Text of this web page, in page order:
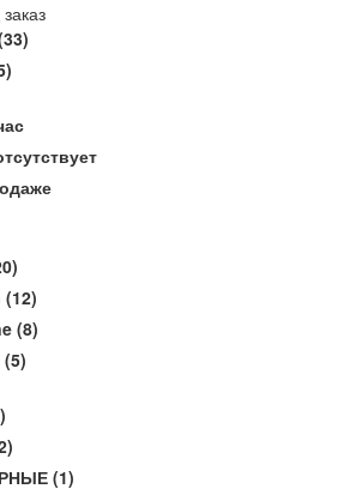
(12)
(8)
(5)
(1)